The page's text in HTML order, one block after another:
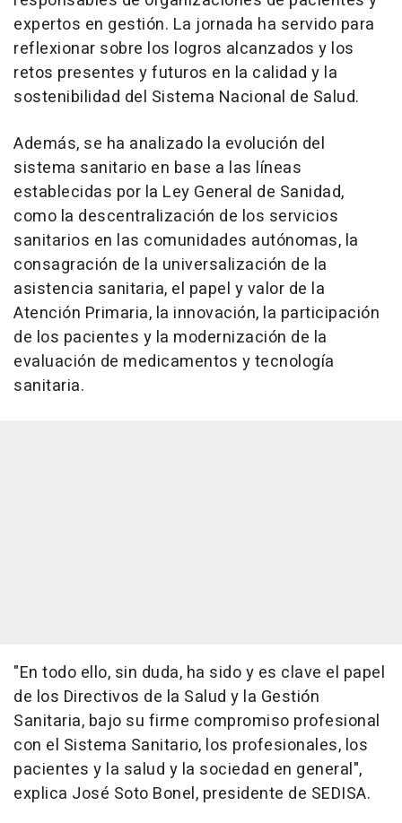
expertos en gestión. La jornada ha servido para
reflexionar sobre los logros alcanzados y los
retos presentes y futuros en la calidad y la
sostenibilidad del Sistema Nacional de Salud.
Además, se ha analizado la evolución del
sistema sanitario en base a las líneas
establecidas por la Ley General de Sanidad,
como la descentralización de los servicios
sanitarios en las comunidades autónomas, la
consagración de la universalización de la
asistencia sanitaria, el papel y valor de la
Atención Primaria, la innovación, la participación
de los pacientes y la modernización de la
evaluación de medicamentos y tecnología
sanitaria.
"En todo ello, sin duda, ha sido y es clave el papel
de los Directivos de la Salud y la Gestión
Sanitaria, bajo su firme compromiso profesional
con el Sistema Sanitario, los profesionales, los
pacientes y la salud y la sociedad en general",
explica José Soto Bonel, presidente de SEDISA.